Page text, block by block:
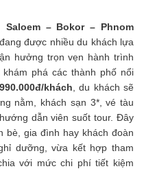
Saloem – Bokor – Phnom
được nhiều du khách lựa
hưởng trọn vẹn hành trình
phá các thành phố nổi
khách, du khách sẽ
nằm, khách sạn 3*, vé tàu
dẫn viên suốt tour. Đây
bè, gia đình hay khách đoàn
dưỡng, vừa kết hợp tham
với mức chi phí tiết kiệm